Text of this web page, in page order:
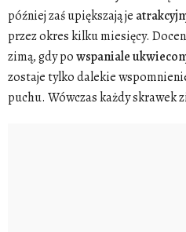
później zaś upiększają je
przez okres kilku miesięcy.
zimą, gdy powspaniale
zostaje tylko dalekie
puchu. Wówczas każdy skrawek